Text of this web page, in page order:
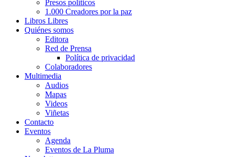
Presos políticos
1.000 Creadores por la paz
Libros Libres
Quiénes somos
Editora
Red de Prensa
Política de privacidad
Colaboradores
Multimedia
Audios
Mapas
Videos
Viñetas
Contacto
Eventos
Agenda
Eventos de La Pluma